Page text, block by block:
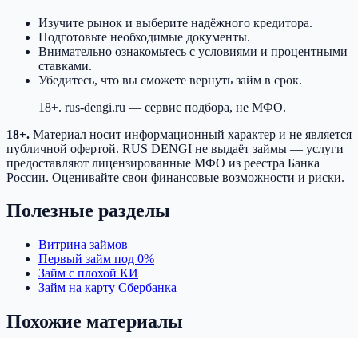
Изучите рынок и выберите надёжного кредитора.
Подготовьте необходимые документы.
Внимательно ознакомьтесь с условиями и процентными
ставками.
Убедитесь, что вы сможете вернуть займ в срок.
18+. rus-dengi.ru — сервис подбора, не МФО.
18+. Материал носит информационный характер и не является
публичной офертой. RUS DENGI не выдаёт займы — услуги
предоставляют лицензированные МФО из реестра Банка
России. Оценивайте свои финансовые возможности и риски.
Полезные разделы
Витрина займов
Первый займ под 0%
Займ с плохой КИ
Займ на карту Сбербанка
Похожие материалы